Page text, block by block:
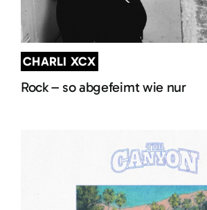
CHARLI XCX
Rock – so abgefeimt wie nur